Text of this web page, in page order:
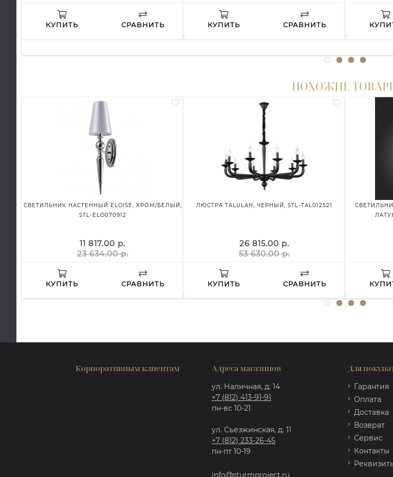
КУПИТЬ СРАВНИТЬ КУПИТЬ СРАВНИТЬ
ПОХОЖИЕ
СВЕТИЛЬНИК НАСТЕННЫЙ ELOISE, ХРОМ/БЕЛЫЙ,
STL-ELO070912
11 817.00 р.
23 634.00 р.
КУПИТЬ СРАВНИТЬ
ЛЮСТРА TALULAH, ЧЕРНЫЙ, STL-TAL012521
26 815.00 р.
53 630.00 р.
КУПИТЬ СРАВНИТЬ
Корпоративным клиентам Адреса магазинов
ул. Наличная, д. 14
+7 (812) 413-91-91
пн-вс 10-21
ул. Съезжинская, д. 11
+7 (812) 233-26-45
пн-пт 10-19
info@sturmproject.ru
Для
Гарантия
Оплата
Доставка
Возврат
Сервис
Контакты